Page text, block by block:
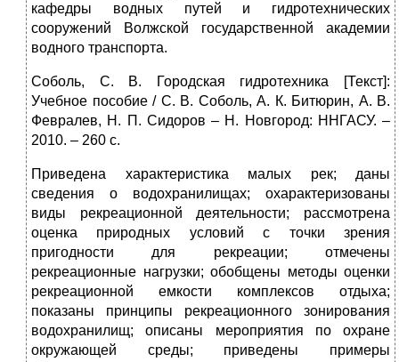
кафедры водных путей и гидротехнических
сооружений Волжской государственной академии
водного транспорта.
Соболь, С. В. Городская гидротехника [Текст]:
Учебное пособие / С. В. Соболь, А. К. Битюрин, А. В.
Февралев, Н. П. Сидоров – Н. Новгород: ННГАСУ. –
2010. – 260 с.
Приведена характеристика малых рек; даны
сведения о водохранилищах; охарактеризованы
виды рекреационной деятельности; рассмотрена
оценка природных условий с точки зрения
пригодности для рекреации; отмечены
рекреационные нагрузки; обобщены методы оценки
рекреационной емкости комплексов отдыха;
показаны принципы рекреационного зонирования
водохранилищ; описаны мероприятия по охране
окружающей среды; приведены примеры